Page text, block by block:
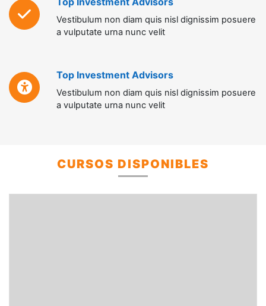
Vestibulum non diam quis nisl dignissim posuere
a vulputate urna nunc velit
Top Investment Advisors
Vestibulum non diam quis nisl dignissim posuere
a vulputate urna nunc velit
CURSOS DISPONIBLES